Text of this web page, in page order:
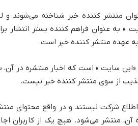
منتشر کننده خبر شناخته می‌شوند و
به عنوان فراهم کننده بستر انتشار
عهده منتشر کننده خبر است.
سایت » است که اخبار منتشره در آن،
از سوی منتشر کننده خبر نیست.
شرکت نیستند و در واقع محتوای
منتشر می‌شود. هیچ یک از کاربران